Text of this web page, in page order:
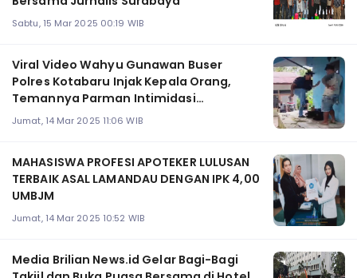
Sabtu, 15 Mar 2025 00:19 WIB
Viral Video Wahyu Gunawan Buser
Polres Kotabaru Injak Kepala Orang,
Temannya Parman Intimidasi
Wartawan
Jumat, 14 Mar 2025 11:06 WIB
MAHASISWA PROFESI APOTEKER LULUSAN
TERBAIK ASAL LAMANDAU DENGAN IPK 4,00
UMBJM
Jumat, 14 Mar 2025 10:52 WIB
Media Brilian News.id Gelar Bagi-Bagi